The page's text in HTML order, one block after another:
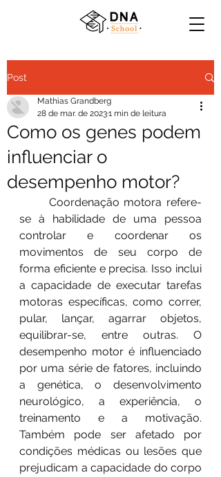
Post
Como os genes podem
influenciar o
desempenho motor?
Mathias Grandberg
28 de mar. de 20231 min de leitura
se à habilidade de uma pessoa
controlar e coordenar os
movimentos de seu corpo de
forma eficiente e precisa. Isso inclui
a capacidade de executar tarefas
motoras específicas, como correr,
pular, lançar, agarrar objetos,
equilibrar-se, entre outras. O
desempenho motor é influenciado
por uma série de fatores, incluindo
a genética, o desenvolvimento
neurológico, a experiência, o
treinamento e a motivação.
Também pode ser afetado por
condições médicas ou lesões que
prejudicam a capacidade do corpo